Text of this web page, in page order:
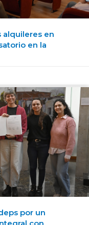
alquileres en
en la
por un
con